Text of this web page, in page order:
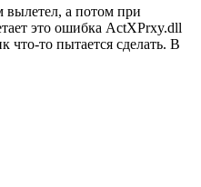
вылетел, а потом при
это ошибка ActXPrxy.dll
что-то пытается сделать. В